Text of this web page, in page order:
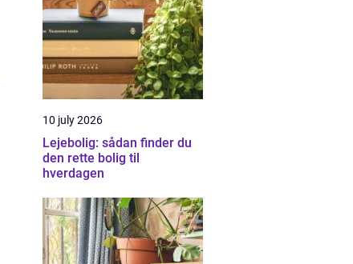
10 july 2026
Lejebolig: sådan finder du
den rette bolig til
hverdagen